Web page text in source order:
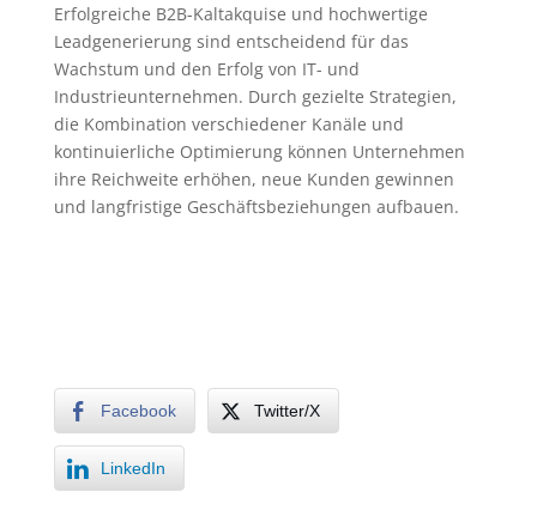
Erfolgreiche B2B-Kaltakquise und hochwertige
Leadgenerierung sind entscheidend für das
Wachstum und den Erfolg von IT- und
Industrieunternehmen. Durch gezielte Strategien,
die Kombination verschiedener Kanäle und
kontinuierliche Optimierung können Unternehmen
ihre Reichweite erhöhen, neue Kunden gewinnen
und langfristige Geschäftsbeziehungen aufbauen.
Facebook Twitter/X
LinkedIn